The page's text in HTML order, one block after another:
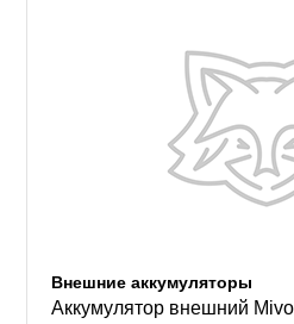
Внешние аккумуляторы
Аккумулятор внешний